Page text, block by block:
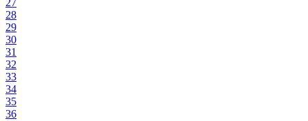
28
29
30
31
32
33
34
35
36